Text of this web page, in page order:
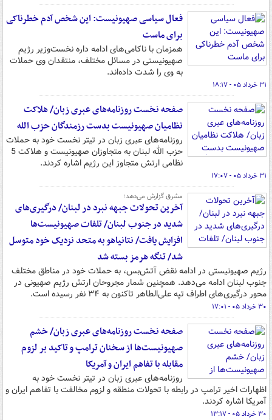
فعال سیاسی صهیونیست: این شخص آدم خطرناکی
برای ماست
همزمان با ناکامی‌های ادامه داره نخست‌وزیر رژیم
صهیونیستی در مسائل مختلف، منتقدان وی حملات
به وی را شدت داده‌اند.
۳۱ خرداد ۰۵ - ۱۸:۱۷
صفحه نخست روزنامه‌های عبری زبان/ هلاکت
نظامیان صهیونیست بدست رزمندگان حزب الله
روزنامه‌های عبری زبان در تیتر نخست خود به حملات
حزب الله لبنان به متجاوزان صهیونیست و هلاکت 5
نظامی ارتش متجاوز این رژیم اشاره کردند.
۳۱ خرداد ۰۵ - ۱۷:۰۷
مشرق گزارش می‌دهد؛
آخرین تحولات جبهه نبرد در لبنان/ درگیری‌های
شدید در جنوب لبنان/ تلفات صهیونیست‌ها
افزایش یافت/ نتانیاهو به متحد نزدیک خود متوسل
شد/ تنگه هرمز بسته شد
رژیم صهیونیستی در ادامه نقض آتش‌بس، به حملات خود در مناطق مختلف
جنوب لبنان ادامه می‌دهد. همچنین شمار مجروحان ارتش رژیم صهیونی در
محور درگیری‌های اطراف تپه علی‌الطاهر تاکنون به ۳۴ نفر رسیده است.
۳۰ خرداد ۰۵ - ۱۷:۰۱
صفحه نخست روزنامه‌های عبری زبان/ خشم
صهیونیست‌ها از سخنان ترامپ و تاکید بر لزوم
مقابله با تفاهم ایران و آمریکا
روزنامه‌های عبری زبان در تیتر نخست خود به
اظهارات اخیر ترامپ در رابطه با تحولات منطقه و لزوم مخالفت با تفاهم ایران و
آمریکا اشاره کردند.
۳۰ خرداد ۰۵ - ۱۳:۱۷